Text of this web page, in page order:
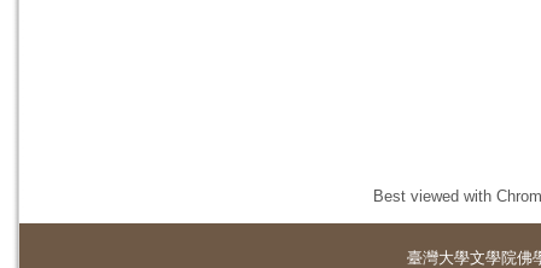
Best viewed with
臺灣大學文學院佛